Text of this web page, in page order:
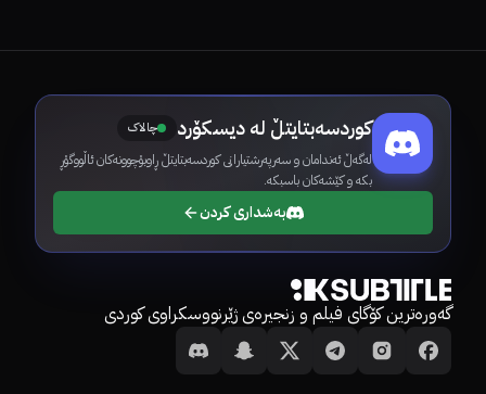
کوردسەبتایتڵ لە دیسکۆرد چالاک
لەگەڵ ئەندامان و سەرپەرشتیارانی کوردسەبتایتڵ ڕاوبۆچوونەکان ئاڵووگۆڕ
بکە و کێشەکان باسبکە.
بەشداری کردن
گەورەترین کۆگای فیلم و زنجیرەی ژێرنووسکراوی کوردی